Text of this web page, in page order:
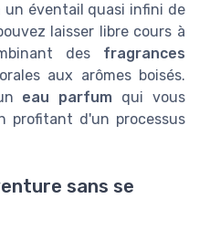
éventail quasi infini de
laisser libre cours à
des fragrances
aux arômes boisés.
eau parfum qui vous
profitant d'un processus
sans se